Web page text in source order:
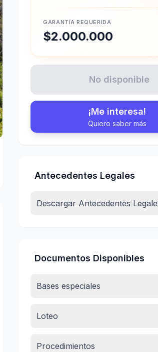
GARANTÍA REQUERIDA
$2.000.000
No disponible
¡Me interesa!
Quiero saber más
Antecedentes Legales
Descargar Antecedentes
Documentos Disponibles
Bases especiales
Loteo
Procedimientos